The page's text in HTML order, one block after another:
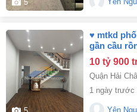
5
♥ mtkd phố ẩm thực huỳnh thúc kháng
gần cầu
giá sập sàn
10 tỷ 900
Quận Hải
1 ngày trước
Yên